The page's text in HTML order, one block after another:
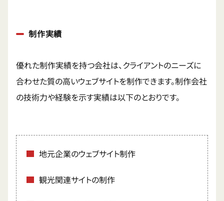
制作実績
優れた制作実績を持つ会社は、クライアントのニーズに
合わせた質の高いウェブサイトを制作できます。制作会社
の技術力や経験を示す実績は以下のとおりです。
地元企業のウェブサイト制作
観光関連サイトの制作